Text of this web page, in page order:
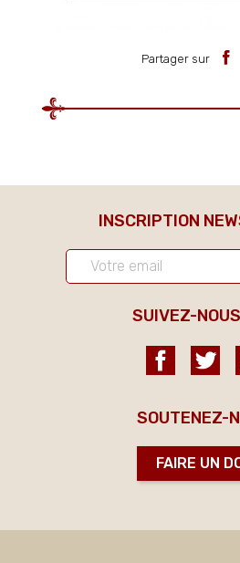
Partager sur
INSCRIPTION
SUIVEZ-
Facebook
SOUTENEZ-
FAIRE UN